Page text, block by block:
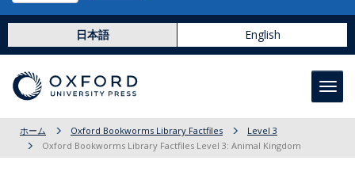
日本語 English
ホーム Oxford Bookworms Library Factfiles
Level 3
Oxford Bookworms Library Factfiles Level 3: Animal Kingdom